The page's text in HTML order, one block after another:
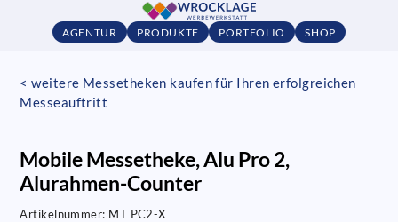
AGENTUR PRODUKTE PORTFOLIO SHOP
< weitere Messetheken kaufen für Ihren erfolgreichen
Messeauftritt
Mobile Messetheke, Alu Pro 2,
Alurahmen-Counter
Artikelnummer: MT PC2-X